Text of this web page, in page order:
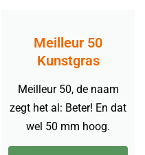
Meilleur 50
Kunstgras
Meilleur 50, de naam
zegt het al: Beter! En dat
wel 50 mm hoog.